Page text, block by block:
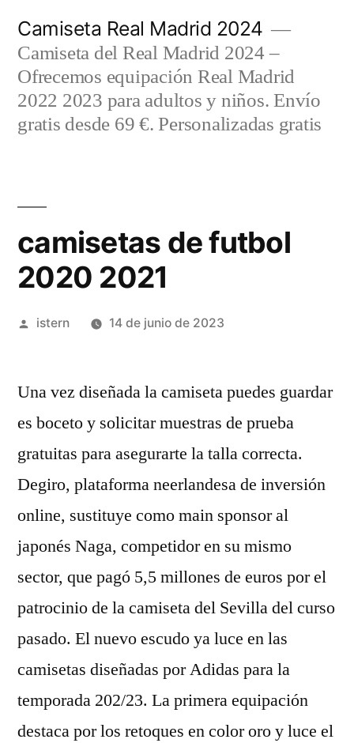
contenido
Camiseta Real Madrid 2024
Camiseta del Real Madrid 2024 –
Ofrecemos equipación Real Madrid
2022 2023 para adultos y niños. Envío
gratis desde 69 €. Personalizadas gratis
camisetas de futbol
2020 2021
Publicado
istern 14 de junio de 2023
Una vez diseñada la camiseta puedes guardar
es boceto y solicitar muestras de prueba
gratuitas para asegurarte la talla correcta.
Degiro, plataforma neerlandesa de inversión
online, sustituye como main sponsor al
japonés Naga, competidor en su mismo
sector, que pagó 5,5 millones de euros por el
patrocinio de la camiseta del Sevilla del curso
pasado. El nuevo escudo ya luce en las
camisetas diseñadas por Adidas para la
temporada 202/23. La primera equipación
destaca por los retoques en color oro y luce el